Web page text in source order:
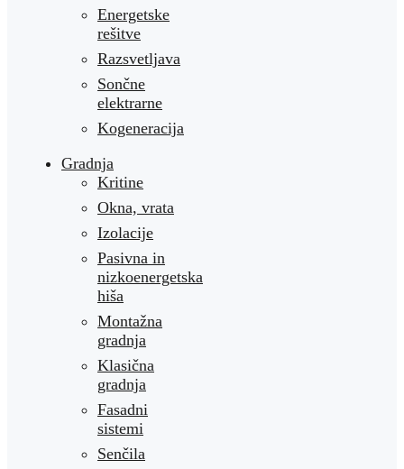
Energetske
rešitve
Razsvetljava
Sončne
elektrarne
Kogeneracija
Gradnja
Kritine
Okna, vrata
Izolacije
Pasivna in
nizkoenergetska
hiša
Montažna
gradnja
Klasična
gradnja
Fasadni
sistemi
Senčila